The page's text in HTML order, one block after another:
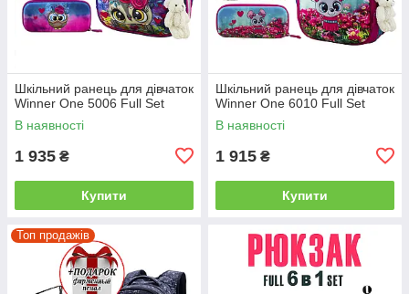
Шкільний ранець для дівчаток
Winner One 5006 Full Set
В наявності
1 935 ₴
Купити
Шкільний ранець для дівчаток
Winner One 6010 Full Set
В наявності
1 915 ₴
Купити
Топ продажів